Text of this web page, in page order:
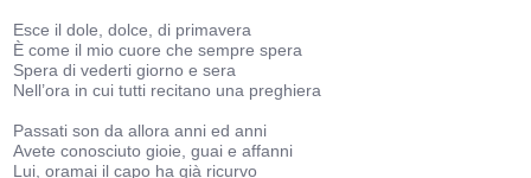
Esce il dole, dolce, di primavera
È come il mio cuore che sempre spera
Spera di vederti giorno e sera
Nell’ora in cui tutti recitano una preghiera
Passati son da allora anni ed anni
Avete conosciuto gioie, guai e affanni
Lui, oramai il capo ha già ricurvo